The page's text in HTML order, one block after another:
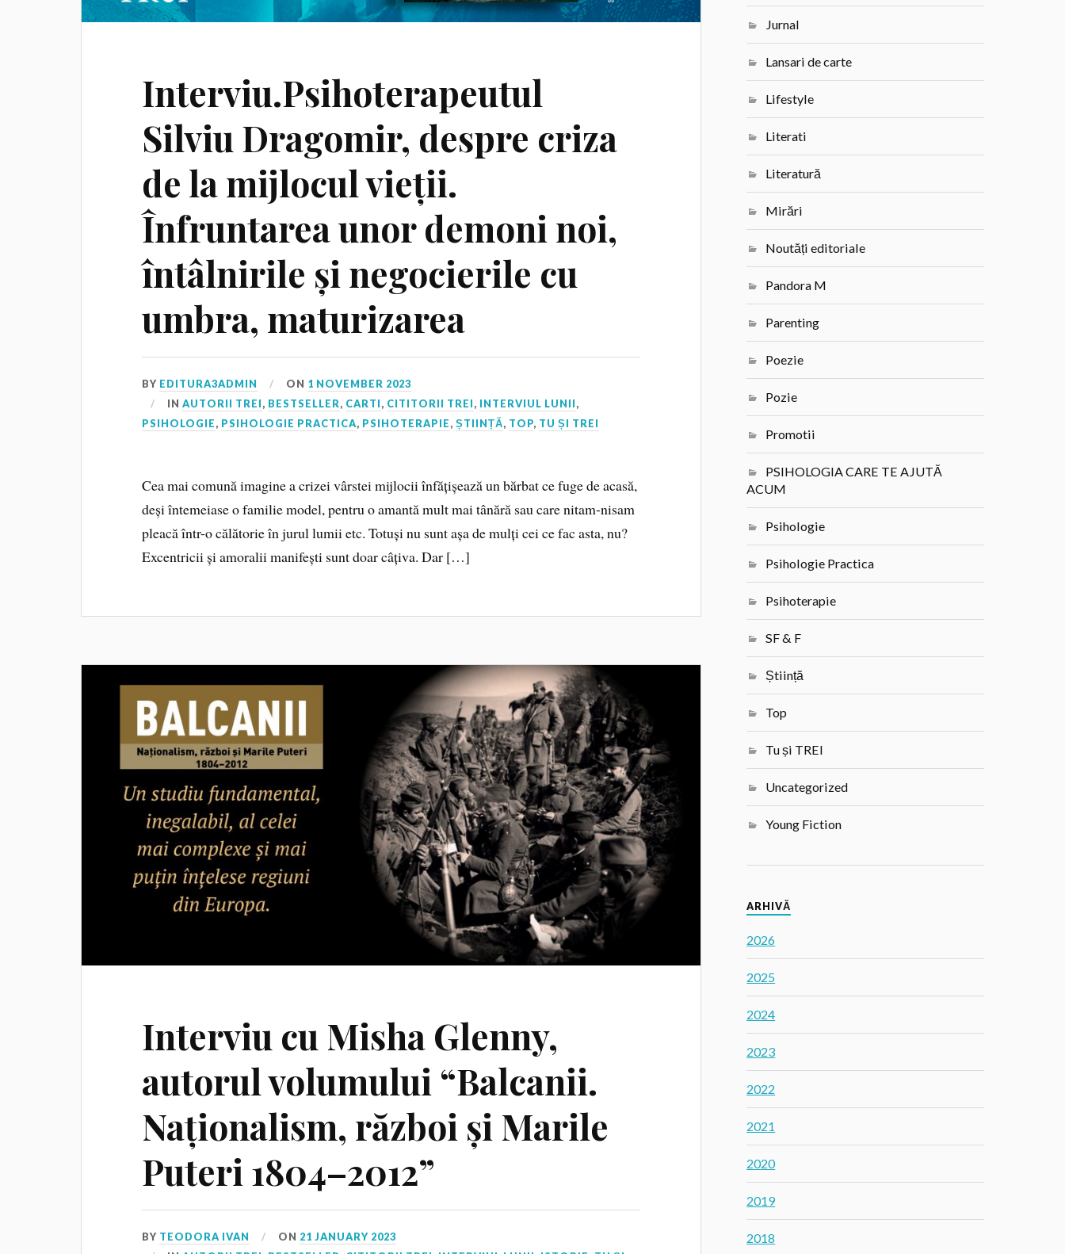
Interviu.Psihoterapeutul
Silviu Dragomir, despre criza
de la mijlocul vieții.
Înfruntarea unor demoni noi,
întâlnirile și negocierile cu
umbra, maturizarea
BY EDITURA3ADMIN ON 1 NOVEMBER 2023
INAUTORII TREI, BESTSELLER, CARTI, CITITORII TREI, INTERVIUL LUNII,
PSIHOLOGIE, PSIHOLOGIE PRACTICA, PSIHOTERAPIE,ȘTIINȚĂ, TOP, TU ȘI TREI
Cea mai comună imagine a crizei vârstei mijlocii înfățișează un bărbat ce fuge de acasă,
deși întemeiase o familie model, pentru o amantă mult mai tânără sau care nitam-nisam
pleacă într-o călătorie în jurul lumii etc. Totuși nu sunt așa de mulți cei ce fac asta, nu?
Excentricii și amoralii manifești sunt doar câțiva. Dar […]
Interviu cu Misha Glenny,
autorul volumului “Balcanii.
Naționalism, război și Marile
Puteri 1804–2012”
BY TEODORA IVAN ON 21 JANUARY 2023
Jurnal
Lansari de carte
Lifestyle
Literati
Literatură
Mirări
Noutăți editoriale
Pandora M
Parenting
Poezie
Pozie
Promotii
PSIHOLOGIA CARE TE AJUTĂ
ACUM
Psihologie
Psihologie Practica
Psihoterapie
SF & F
Știință
Top
Tu și TREI
Uncategorized
Young Fiction
ARHIVĂ
2026
2025
2024
2023
2022
2021
2020
2019
2018